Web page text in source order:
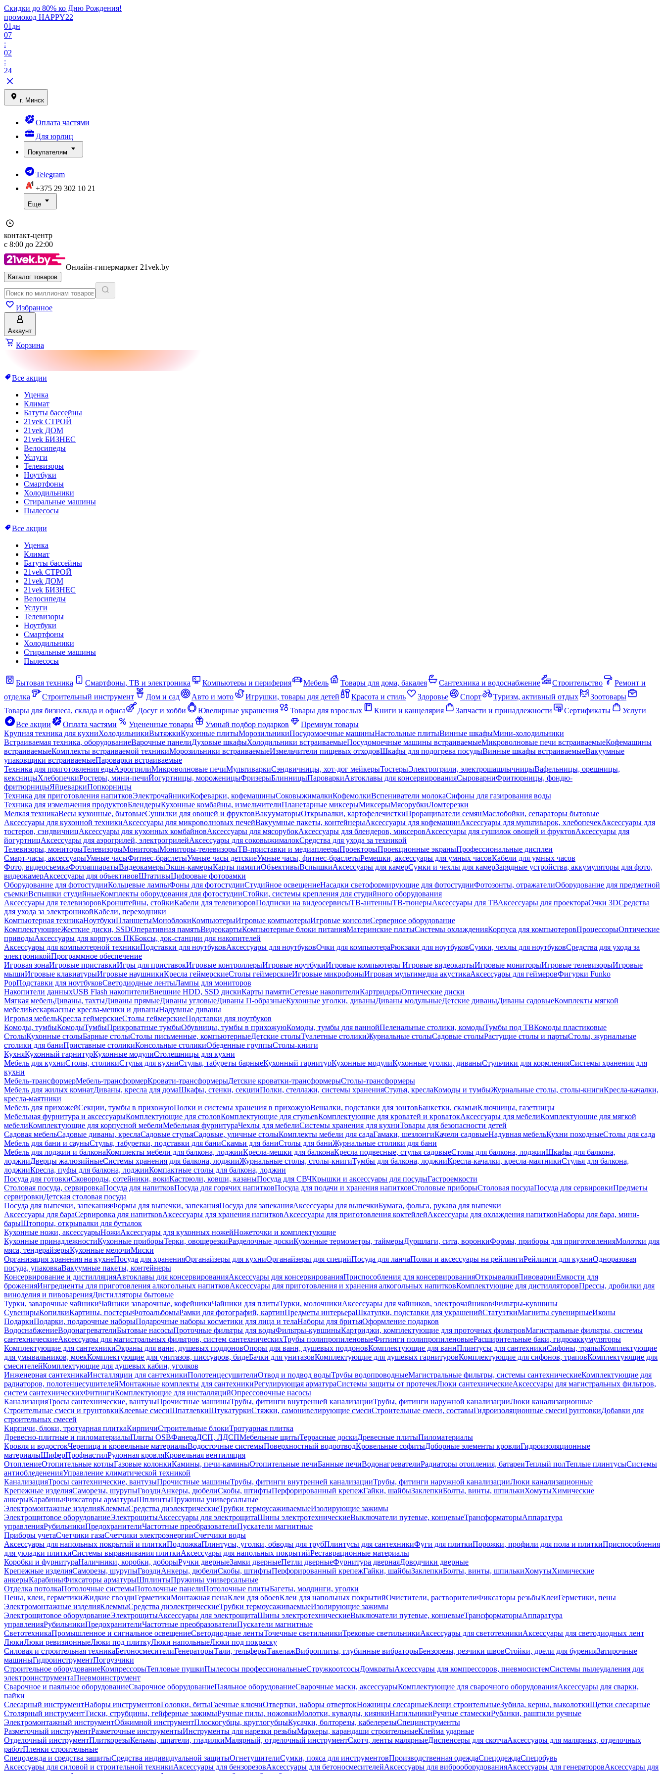
Скидки до 80% ко Дню Рождения!
промокод HAPPY22
01 дн
07
:
02
:
24
г. Минск
Оплата частями
Для юрлиц
Покупателям
Telegram
+375 29 302 10 21
Еще
контакт-центр
с 8:00 до 22:00
Онлайн-гипермаркет 21vek.by
Каталог товаров
Избранное
Аккаунт
Корзина
Все акции
Уценка
Климат
Батуты бассейны
21vek СТРОЙ
21vek ДОМ
21vek БИЗНЕС
Велосипеды
Услуги
Телевизоры
Ноутбуки
Смартфоны
Холодильники
Стиральные машины
Пылесосы
Все акции
Уценка
Климат
Батуты бассейны
21vek СТРОЙ
21vek ДОМ
21vek БИЗНЕС
Велосипеды
Услуги
Телевизоры
Ноутбуки
Смартфоны
Холодильники
Стиральные машины
Пылесосы
Бытовая техника Смартфоны, ТВ и электроника Компьютеры и периферия Мебель Товары для дома, бакалея Сантехника и водоснабжение Строительство
Ремонт и
отделка
Строительный инструмент Дом и сад Авто и мото Игрушки, товары для детей Красота и стиль Здоровье Спорт Туризм, активный отдых
Зоотовары
Товары для бизнеса, склада и офиса
Досуг и хобби Ювелирные украшения Товары для взрослых Книги и канцелярия Запчасти и принадлежности Сертификаты
Услуги
Все акции
Оплата частями Уцененные товары Умный подбор подарков
Премиум товары
Крупная техника для кухниХолодильникиВытяжкиКухонные плитыМорозильникиПосудомоечные машиныНастольные плитыВинные шкафыМини-холодильники
Встраиваемая техника, оборудованиеВарочные панелиДуховые шкафыХолодильники встраиваемыеПосудомоечные машины встраиваемыеМикроволновые печи встраиваемыеКофемашины
встраиваемыеКомплекты встраиваемой техникиМорозильники встраиваемыеИзмельчители пищевых отходовШкафы для подогрева посудыВинные шкафы встраиваемыеВакуумные
упаковщики встраиваемыеПароварки встраиваемые
Техника для приготовления едыАэрогрилиМикроволновые печиМультиваркиСэндвичницы, хот-дог мейкерыТостерыЭлектрогрили, электрошашлычницыВафельницы, орешницы,
кексницыХлебопечкиРостеры, мини-печиЙогуртницы, мороженицыФризерыБлинницыПароваркиАвтоклавы для консервированияСыроварниФритюрницы, фондю-
фритюрницыЯйцеваркиПопкорницы
Техника для приготовления напитковЭлектрочайникиКофеварки, кофемашиныСоковыжималкиКофемолкиВспениватели молокаСифоны для газирования воды
Техника для измельчения продуктовБлендерыКухонные комбайны, измельчителиПланетарные миксерыМиксерыМясорубкиЛомтерезки
Мелкая техникаВесы кухонные, бытовыеСушилки для овощей и фруктовВакууматорыОткрывалки, картофелечисткиПроращиватели семянМаслобойки, сепараторы бытовые
Аксессуары для кухонной техникиАксессуары для микроволновых печейВакуумные пакеты, контейнерыАксессуары для кофемашинАксессуары для мультиварок, хлебопечекАксессуары для
тостеров, сэндвичницАксессуары для кухонных комбайновАксессуары для мясорубокАксессуары для блендеров, миксеровАксессуары для сушилок овощей и фруктовАксессуары для
йогуртницАксессуары для аэрогрилей, электрогрилейАксессуары для соковыжималокСредства для ухода за техникой
Телевизоры, мониторыТелевизорыМониторыМониторы-телевизорыТВ-приставки и медиаплеерыПроекторыПроекционные экраныПрофессиональные дисплеи
Смарт-часы, аксессуарыУмные часыФитнес-браслетыУмные часы детскиеУмные часы, фитнес-браслетыРемешки, аксессуары для умных часовКабели для умных часов
Фото, видеосъемкаФотоаппаратыВидеокамерыЭкшн-камерыКарты памятиОбъективыВспышкиАксессуары для камерСумки и чехлы для камерЗарядные устройства, аккумуляторы для фото,
видеокамерАксессуары для объективовШтативыЦифровые фоторамки
Оборудование для фотостудииКольцевые лампыФоны для фотостудииСтудийное освещениеНасадки светоформирующие для фотостудииФотозонты, отражателиОборудование для предметной
съемкиВспышки студийныеКомплекты оборудования для фотостудииСтойки, системы крепления для студийного оборудования
Аксессуары для телевизоровКронштейны, стойкиКабели для телевизоровПодписки на видеосервисыТВ-антенныТВ-тюнерыАксессуары для ТВАксессуары для проектораОчки 3DСредства
для ухода за электроникойКабели, переходники
Компьютерная техникаНоутбукиПланшетыМоноблокиКомпьютерыИгровые компьютерыИгровые консолиСерверное оборудование
КомплектующиеЖесткие диски, SSDОперативная памятьВидеокартыКомпьютерные блоки питанияМатеринские платыСистемы охлажденияКорпуса для компьютеровПроцессорыОптические
приводыАксессуары для корпусов ПКБоксы, док-станции для накопителей
Аксессуары для компьютерной техникиПодставки для ноутбуковАксессуары для ноутбуковОчки для компьютераРюкзаки для ноутбуковСумки, чехлы для ноутбуковСредства для ухода за
электроникойПрограммное обеспечение
Игровая зонаИгровые приставкиИгры для приставокИгровые контроллерыИгровые ноутбукиИгровые компьютеры Игровые видеокартыИгровые мониторыИгровые телевизорыИгровые
мышиИгровые клавиатурыИгровые наушникиКресла геймерскиеСтолы геймерскиеИгровые микрофоныИгровая мультимедиа акустикаАксессуары для геймеровФигурки Funko
PopПодставки для ноутбуковСветодиодные лентыЛампы для мониторов
Накопители данныхUSB Flash накопителиВнешние HDD, SSD дискиКарты памятиСетевые накопителиКартридерыОптические диски
Мягкая мебельДиваны, тахтыДиваны прямыеДиваны угловыеДиваны П-образныеКухонные уголки, диваныДиваны модульныеДетские диваныДиваны садовыеКомплекты мягкой
мебелиБескаркасные кресла-мешки и диваныНадувные диваны
Игровая мебельКресла геймерскиеСтолы геймерскиеПодставки для ноутбуков
Комоды, тумбыКомодыТумбыПрикроватные тумбыОбувницы, тумбы в прихожуюКомоды, тумбы для ваннойПеленальные столики, комодыТумбы под ТВКомоды пластиковые
СтолыКухонные столыБарные столыСтолы письменные, компьютерныеДетские столыТуалетные столикиЖурнальные столыСадовые столыРастущие столы и партыСтолы, журнальные
столики для баниПриставные столикиКонсольные столикиОбеденные группыСтолы-книги
КухняКухонный гарнитурКухонные модулиСтолешницы для кухни
Мебель для кухниСтолы, столикиСтулья для кухниСтулья, табуреты барныеКухонный гарнитурКухонные модулиКухонные уголки, диваныСтульчики для кормленияСистемы хранения для
кухни
Мебель-трансформерМебель-трансформерКровати-трансформерыДетские кроватки-трансформерыСтолы-трансформеры
Мебель для жилых комнатДиваны, кресла для домаШкафы, стенки, секцииПолки, стеллажи, системы храненияСтулья, креслаКомоды и тумбыЖурнальные столы, столы-книгиКресла-качалки,
кресла-маятники
Мебель для прихожейСекции, тумбы в прихожуюПолки и системы хранения в прихожуюВешалки, подставки для зонтовБанкетки, скамьиКлючницы, газетницы
Мебельная фурнитура и аксессуарыКомплектующие для столовКомплектующие для стульевКомплектующие для кроватей и кроватокАксессуары для мебелиКомплектующие для мягкой
мебелиКомплектующие для корпусной мебелиМебельная фурнитураЧехлы для мебелиСистемы хранения для кухниТовары для безопасности детей
Садовая мебельСадовые диваны, креслаСадовые стульяСадовые, уличные столыКомплекты мебели для садаГамаки, шезлонгиКачели садовыеНадувная мебельКухни походныеСтолы для сада
Мебель для бани и сауныСтулья, табуретки, подставки для баниСкамьи для баниСтолы для баниЖурнальные столики для бани
Мебель для лоджии и балконаКомплекты мебели для балкона, лоджииКресла-мешки для балконаКресла подвесные, стулья садовыеСтолы для балкона, лоджииШкафы для балкона,
лоджииДверцы жалюзийныеСистемы хранения для балкона, лоджииЖурнальные столы, столы-книгиТумбы для балкона, лоджииКресла-качалки, кресла-маятникиСтулья для балкона,
лоджииКресла, пуфы для балкона, лоджииКомпактные столы для балкона, лоджии
Посуда для готовкиСковороды, сотейники, вокиКастрюли, ковши, казаныПосуда для СВЧКрышки и аксессуары для посудыГастроемкости
Столовая посуда, сервировкаПосуда для напитковПосуда для горячих напитковПосуда для подачи и хранения напитковСтоловые приборыСтоловая посудаПосуда для сервировкиПредметы
сервировкиДетская столовая посуда
Посуда для выпечки, запеканияФормы для выпечки, запеканияПосуда для запеканияАксессуары для выпечкиБумага, фольга, рукава для выпечки
Аксессуары для бараСервировка для напитковАксессуары для хранения напитковАксессуары для приготовления коктейлейАксессуары для охлаждения напитковНаборы для бара, мини-
барыШтопоры, открывалки для бутылок
Кухонные ножи, аксессуарыНожиАксессуары для кухонных ножейНожеточки и комплектующие
Кухонные принадлежностиКухонные приборыТерки, овощерезкиРазделочные доскиКухонные термометры, таймерыДуршлаги, сита, воронкиФормы, приборы для приготовленияМолотки для
мяса, тендерайзерыКухонные мелочиМиски
Организация хранения на кухнеПосуда для храненияОрганайзеры для кухниОрганайзеры для специйПосуда для ланчаПолки и аксессуары на рейлингиРейлинги для кухниОдноразовая
посуда, упаковкаВакуумные пакеты, контейнеры
Консервирование и дистилляцияАвтоклавы для консервированияАксессуары для консервированияПриспособления для консервированияОткрывалкиПивоварниЕмкости для
броженияИнгредиенты для приготовления алкогольных напитковАксессуары для приготовления и хранения алкогольных напитковКомплектующие для дистилляторовПрессы, дробилки для
виноделия и пивоваренияДистилляторы бытовые
Турки, заварочные чайникиЧайники заварочные, кофейникиЧайники для плитыТурки, молочникиАксессуары для чайников, электрочайниковФильтры-кувшины
СувенирыКопилкиКартины, постерыФотоальбомыРамки для фотографий, картинПредметы интерьераШкатулки, подставки для украшенийСтатуэткиМагниты сувенирныеИконы
ПодаркиПодарки, подарочные наборыПодарочные наборы косметики для лица и телаНаборы для бритьяОформление подарков
ВодоснабжениеВодонагревателиБытовые насосыПроточные фильтры для водыФильтры-кувшиныКартриджи, комплектующие для проточных фильтровМагистральные фильтры, системы
сантехническиеАксессуары для магистральных фильтров, систем сантехническихТрубы полипропиленовыеФитинги полипропиленовыеРасширительные баки, гидроаккумуляторы
Комплектующие для сантехникиЭкраны для ванн, душевых поддоновОпоры для ванн, душевых поддоновКомплектующие для ваннПлинтусы для сантехникиСифоны, трапыКомплектующие
для умывальников, моекКомплектующие для унитазов, писсуаров, бидеБачки для унитазовКомплектующие для душевых гарнитуровКомплектующие для сифонов, траповКомплектующие для
смесителейКомплектующие для душевых кабин, уголков
Инженерная сантехникаИнсталляции для сантехникиПолотенцесушителиОтвод и подвод водыТрубы водопроводныеМагистральные фильтры, системы сантехническиеКомплектующие для
радиаторов, полотенцесушителейМонтажные комплекты для сантехникиРегулирующая арматураСистемы защиты от протечекЛюки сантехническиеАксессуары для магистральных фильтров,
систем сантехническихФитингиКомплектующие для инсталляцийОпрессовочные насосы
КанализацияТросы сантехнические, вантузыПрочистные машиныТрубы, фитинги внутренней канализацииТрубы, фитинги наружной канализацииЛюки канализационные
Строительные смеси и грунтовкиКлеевые смесиШпатлевкиШтукатуркиСтяжки, самонивелирующие смесиСтроительные смеси, составыГидроизоляционные смесиГрунтовкиДобавки для
строительных смесей
Кирпичи, блоки, тротуарная плиткаКирпичиСтроительные блокиТротуарная плитка
Древесно-плитные и пиломатериалыПлиты OSBФанераДСП, ЛДСПМебельные щитыТеррасные доскиДревесные плитыПиломатериалы
Кровля и водостокЧерепица и кровельные материалыВодосточные системыПоверхностный водоотводКровельные софитыДоборные элементы кровлиГидроизоляционные
материалыШиферПрофнастилРулонная кровляКровельная вентиляция
ОтоплениеОтопительные котлыГазовые колонкиКамины, печи-каминыОтопительные печиБанные печиВодонагревателиРадиаторы отопления, батареиТеплый полТеплые плинтусыСистемы
антиобледененияУправление климатической техникой
КанализацияТросы сантехнические, вантузыПрочистные машиныТрубы, фитинги внутренней канализацииТрубы, фитинги наружной канализацииЛюки канализационные
Крепежные изделияСаморезы, шурупыГвоздиАнкеры, дюбелиСкобы, штифтыПерфорированный крепежГайки, шайбыЗаклепкиБолты, винты, шпилькиХомутыХимические
анкерыКарабиныФиксаторы арматурыШплинтыПружины универсальные
Электромонтажные изделияКлеммыСредства диэлектрическиеТрубки термоусаживаемыеИзолирующие зажимы
Электрощитовое оборудованиеЭлектрощитыАксессуары для электрощитаШины электротехническиеВыключатели путевые, концевыеТрансформаторыАппаратура
управленияРубильникиПредохранителиЧастотные преобразователиПускатели магнитные
Приборы учетаСчетчики газаСчетчики электроэнергииСчетчики воды
Аксессуары для напольных покрытий и плиткиПодложкаПлинтусы, уголки, обводы для трубПлинтусы для сантехникиФуги для плиткиПорожки, профили для пола и плиткиПриспособления
для укладки плиткиСистемы выравнивания плиткиАксессуары для напольных покрытийРеставрационные материалы
Коробки и фурнитураНаличники, коробки, доборыРучки дверныеЗамки дверныеПетли дверныеФурнитура двернаяДоводчики дверные
Крепежные изделияСаморезы, шурупыГвоздиАнкеры, дюбелиСкобы, штифтыПерфорированный крепежГайки, шайбыЗаклепкиБолты, винты, шпилькиХомутыХимические
анкерыКарабиныФиксаторы арматурыШплинтыПружины универсальные
Отделка потолкаПотолочные системыПотолочные панелиПотолочные плитыБагеты, молдинги, уголки
Пены, клеи, герметикиЖидкие гвоздиГерметикиМонтажная пенаКлеи для обоевКлеи для напольных покрытийОчистители, растворителиФиксаторы резьбыКлеиГерметики, пены
Электромонтажные изделияКлеммыСредства диэлектрическиеТрубки термоусаживаемыеИзолирующие зажимы
Электрощитовое оборудованиеЭлектрощитыАксессуары для электрощитаШины электротехническиеВыключатели путевые, концевыеТрансформаторыАппаратура
управленияРубильникиПредохранителиЧастотные преобразователиПускатели магнитные
СветотехникаПромышленное и сигнальное освещениеСветодиодные лентыТочечные светильникиТрековые светильникиАксессуары для светотехникиАксессуары для светодиодных лент
ЛюкиЛюки ревизионныеЛюки под плиткуЛюки напольныеЛюки под покраску
Силовая и строительная техникаБетоносмесителиГенераторыТали, тельферыТакелажВиброплиты, глубинные вибраторыБензорезы, резчики швовСтойки, дрели для буренияЗатирочные
машиныГидроинструментПогрузчики
Строительное оборудованиеКомпрессорыТепловые пушкиПылесосы профессиональныеСтружкоотсосыДомкратыАксессуары для компрессоров, пневмосистемСистемы пылеудаления для
электроинструментаПневмоинструмент
Сварочное и паяльное оборудованиеСварочное оборудованиеПаяльное оборудованиеСварочные маски, аксессуарыКомплектующие для сварочного оборудованияАксессуары для сварки,
пайки
Слесарный инструментНаборы инструментовГоловки, битыГаечные ключиОтвертки, наборы отвертокНожницы слесарныеКлещи строительныеЗубила, керны, выколоткиЩетки слесарные
Столярный инструментТиски, струбцины, гейферные зажимыРучные пилы, ножовкиМолотки, кувалды, киянкиНапильникиРучные стамескиРубанки, рашпили ручные
Электромонтажный инструментОбжимной инструментПлоскогубцы, круглогубцыКусачки, болторезы, кабелерезыСпецинструменты
Разметочный инструментРазметочные инструментыИнструменты для нарезки резьбыМаркеры, карандаши строительныеКлейма ударные
Отделочный инструментПлиткорезыКельмы, шпатели, гладилкиМалярный, отделочный инструментСкотч, ленты малярныеДиспенсеры для скотчаАксессуары для малярных, отделочных
работПленки строительные
Спецодежда и средства защитыСредства индивидуальной защитыОгнетушителиСумки, пояса для инструментовПроизводственная одеждаСпецодеждаСпецобувь
Аксессуары для силовой и строительной техникиАксессуары для бензорезовАксессуары для бетоносмесителейАксессуары для виброоборудованияАксессуары для генераторовАксессуары для